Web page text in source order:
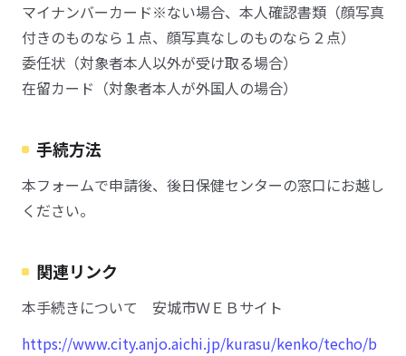
マイナンバーカード※ない場合、本人確認書類（顔写真
付きのものなら１点、顔写真なしのものなら２点）
委任状（対象者本人以外が受け取る場合）
在留カード（対象者本人が外国人の場合）
手続方法
本フォームで申請後、後日保健センターの窓口にお越し
ください。
関連リンク
本手続きについて 安城市ＷＥＢサイト
https://www.city.anjo.aichi.jp/kurasu/kenko/techo/b